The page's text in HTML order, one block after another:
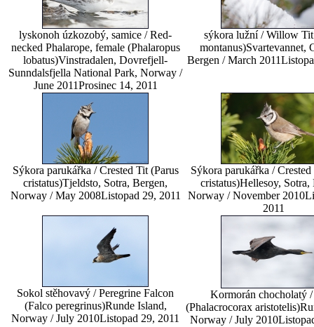
lyskonoh úzkozobý, samice / Red-
necked Phalarope, female (Phalaropus
lobatus)Vinstradalen, Dovrefjell-
Sunndalsfjella National Park, Norway /
June 2011Prosinec 14, 2011
sýkora lužní / Willow Tit
montanus)Svartevannet,
Bergen / March 2011
Sýkora parukářka / Crested Tit (Parus
cristatus)Tjeldsto, Sotra, Bergen,
Norway / May 2008Listopad 29, 2011
Sýkora parukářka /
cristatus)Hellesoy, Sotra,
Norway / November 2010
2011
Sokol stěhovavý / Peregrine Falcon
(Falco peregrinus)Runde Island,
Norway / July 2010Listopad 29, 2011
Kormorán chocholatý /
(Phalacrocorax aristotelis)
Norway / July 2010